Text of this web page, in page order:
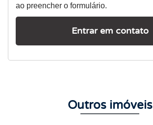
ao preencher o formulário.
Entrar em contato
Outros imóveis